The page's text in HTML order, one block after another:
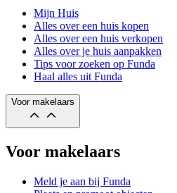
Mijn Huis
Alles over een huis kopen
Alles over een huis verkopen
Alles over je huis aanpakken
Tips voor zoeken op Funda
Haal alles uit Funda
Voor makelaars
Voor makelaars
Meld je aan bij Funda